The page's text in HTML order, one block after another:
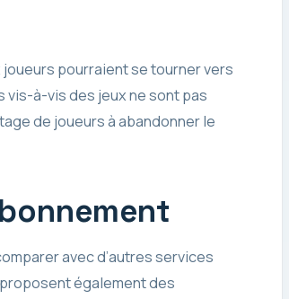
pourraient se tourner vers
à-vis des jeux ne sont pas
de joueurs à abandonner le
avec d’autres services
également des